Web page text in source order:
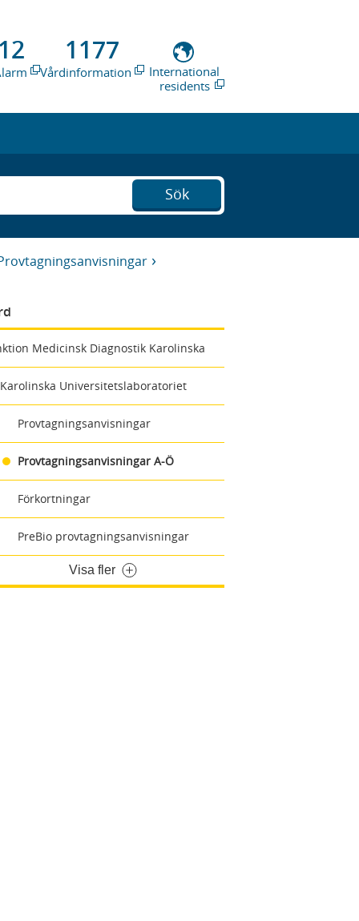
1177
Vårdinformation
International
residents
Sök
Medicinsk Diagnostik Karolinska
Karolinska Universitetslaboratoriet
Provtagningsanvisningar
Provtagningsanvisningar A-Ö
Förkortningar
PreBio provtagningsanvisningar
Visa fler